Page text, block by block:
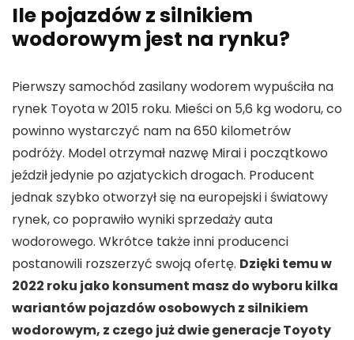
Ile pojazdów z silnikiem
wodorowym jest na rynku?
Pierwszy samochód zasilany wodorem wypuściła na
rynek Toyota w 2015 roku. Mieści on 5,6 kg wodoru, co
powinno wystarczyć nam na 650 kilometrów
podróży. Model otrzymał nazwę Mirai i początkowo
jeździł jedynie po azjatyckich drogach. Producent
jednak szybko otworzył się na europejski i światowy
rynek, co poprawiło wyniki sprzedaży auta
wodorowego. Wkrótce także inni producenci
postanowili rozszerzyć swoją ofertę. Dzięki temu w
2022 roku jako konsument masz do wyboru kilka
wariantów pojazdów osobowych z silnikiem
wodorowym, z czego już dwie generacje Toyoty